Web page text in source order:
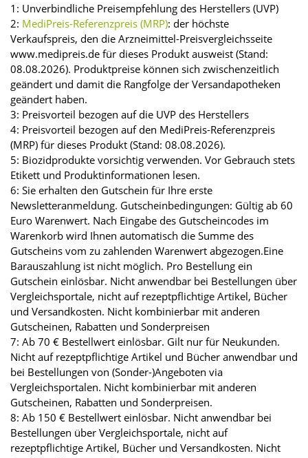
1: Unverbindliche Preisempfehlung des Herstellers (UVP)
2: MediPreis-Referenzpreis (MRP): der höchste
Verkaufspreis, den die Arzneimittel-Preisvergleichsseite
www.medipreis.de für dieses Produkt ausweist (Stand:
08.08.2026). Produktpreise können sich zwischenzeitlich
geändert und damit die Rangfolge der Versandapotheken
geändert haben.
3: Preisvorteil bezogen auf die UVP des Herstellers
4: Preisvorteil bezogen auf den MediPreis-Referenzpreis
(MRP) für dieses Produkt (Stand: 08.08.2026).
5: Biozidprodukte vorsichtig verwenden. Vor Gebrauch stets
Etikett und Produktinformationen lesen.
6: Sie erhalten den Gutschein für Ihre erste
Newsletteranmeldung. Gutscheinbedingungen: Gültig ab 60
Euro Warenwert. Nach Eingabe des Gutscheincodes im
Warenkorb wird Ihnen automatisch die Summe des
Gutscheins vom zu zahlenden Warenwert abgezogen.Eine
Barauszahlung ist nicht möglich. Pro Bestellung ein
Gutschein einlösbar. Nicht anwendbar bei Bestellungen über
Vergleichsportale, nicht auf rezeptpflichtige Artikel, Bücher
und Versandkosten. Nicht kombinierbar mit anderen
Gutscheinen, Rabatten und Sonderpreisen
7: Ab 70 € Bestellwert einlösbar. Gilt nur für Neukunden.
Nicht auf rezeptpflichtige Artikel und Bücher anwendbar und
bei Bestellungen von (Sonder-)Angeboten via
Vergleichsportalen. Nicht kombinierbar mit anderen
Gutscheinen, Rabatten und Sonderpreisen.
8: Ab 150 € Bestellwert einlösbar. Nicht anwendbar bei
Bestellungen über Vergleichsportale, nicht auf
rezeptpflichtige Artikel, Bücher und Versandkosten. Nicht